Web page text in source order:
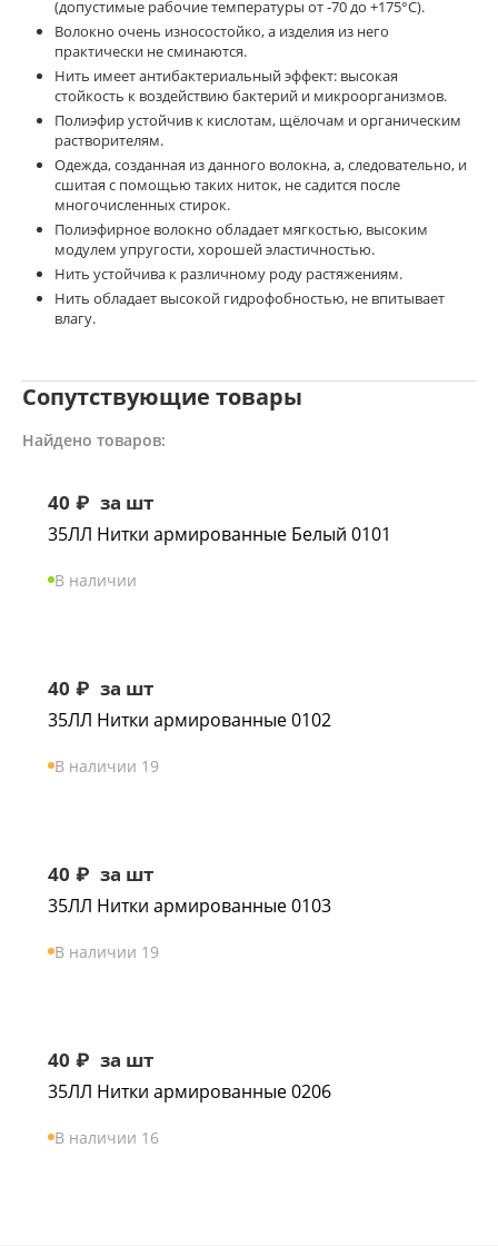
(допустимые рабочие температуры от -70 до +175°С).
Волокно очень износостойко, а изделия из него
практически не сминаются.
Нить имеет антибактериальный эффект: высокая
стойкость к воздействию бактерий и микроорганизмов.
Полиэфир устойчив к кислотам, щёлочам и органическим
растворителям.
Одежда, созданная из данного волокна, а, следовательно, и
сшитая с помощью таких ниток, не садится после
многочисленных стирок.
Полиэфирное волокно обладает мягкостью, высоким
модулем упругости, хорошей эластичностью.
Нить устойчива к различному роду растяжениям.
Нить обладает высокой гидрофобностью, не впитывает
влагу.
Сопутствующие товары
Найдено товаров:
40 ₽ за шт
35ЛЛ Нитки армированные Белый 0101
В наличии
40 ₽ за шт
35ЛЛ Нитки армированные 0102
В наличии 19
40 ₽ за шт
35ЛЛ Нитки армированные 0103
В наличии 19
40 ₽ за шт
35ЛЛ Нитки армированные 0206
В наличии 16